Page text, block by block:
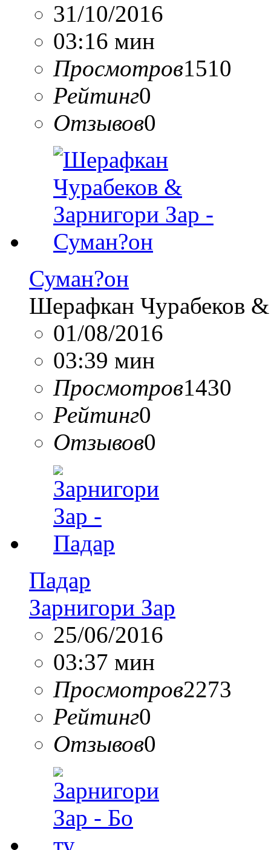
31/10/2016
03:16 мин
Просмотров1510
Рейтинг0
Отзывов0
Суман?он
Шерафкан Чурабеков
01/08/2016
03:39 мин
Просмотров1430
Рейтинг0
Отзывов0
Падар
Зарнигори Зар
25/06/2016
03:37 мин
Просмотров2273
Рейтинг0
Отзывов0